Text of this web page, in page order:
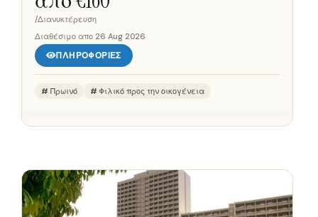
πόλης. Οι επισκέπτες μπορούν να...
/Διανυκτέρευση
Διαθέσιμο απο 26 Aug 2026
ΠΛΗΡΟΦΟΡΊΕΣ
Πρωινό Φιλικό προς την οικογένεια
✓
✓ Μηδενική προμήθεια – Πληρώνετε μόνο ό,τι χρεώνει ο οικοδεσπότης
Χωρίς κρυφές επιπλέον χρεώσεις
Save έως και 25%!